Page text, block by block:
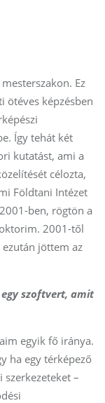
Ez
ötéves képzésben
Így tehát két
kutatást, ami a
célozta,
Földtani Intézet
ben, rögtön a
2001-től
jöttem az
szoftvert, amit
egyik fő iránya.
ha egy térképező
–